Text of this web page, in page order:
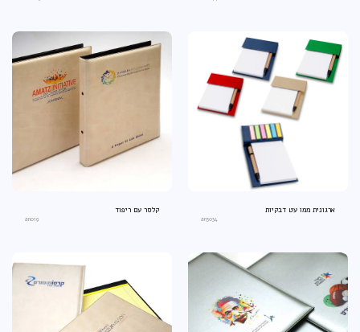
ארגונית ממו עט דבקיות
an3034
קלסר עם ריפוד
an019